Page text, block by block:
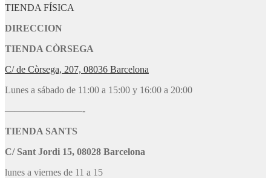
TIENDA FÍSICA
DIRECCION
TIENDA CÒRSEGA
C/ de Còrsega, 207, 08036 Barcelona
Lunes a sábado de 11:00 a 15:00 y 16:00 a 20:00
————————-
TIENDA SANTS
C/ Sant Jordi 15, 08028 Barcelona
lunes a viernes de 11 a 15